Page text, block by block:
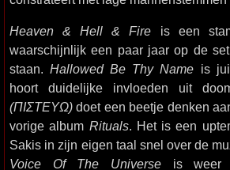
Heaven & Hell & Fire is een
waarschijnlijk een paar jaar op de
staan.Hallowed Be Thy Name is
hoort duidelijke invloeden uit
(ΠΙΣΤΕΥΩ) doet een beetje denken
vorige album Rituals. Het is een
Sakis in zijn eigen taal snel over de
Voice Of The Universeis weer